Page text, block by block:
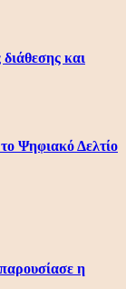
και
Ψηφιακό Δελτίο
η